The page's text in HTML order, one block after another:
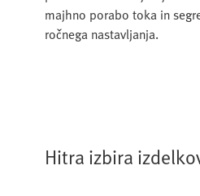
majhno porabo toka in
ročnega nastavljanja.
Hitra izbira